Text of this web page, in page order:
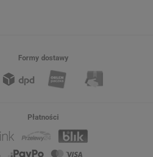
Formy dostawy
Płatności